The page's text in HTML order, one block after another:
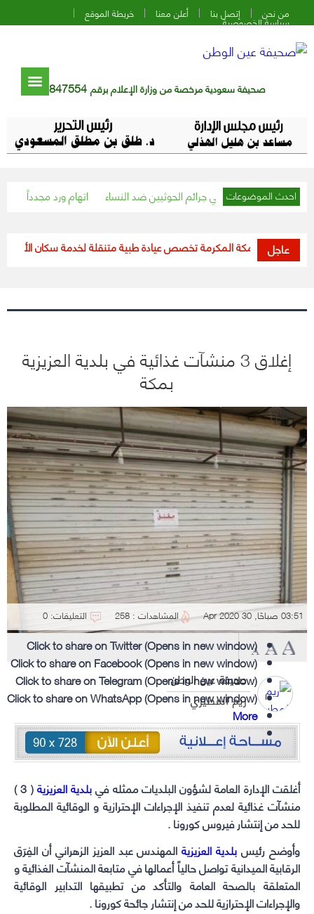
من نحن إتصل بنا أعلن معنا خريطة الموقع
سياسة الخصوصية
صحيفة سعودية مرخصة من وزارة الإعلام برقم 847554
احدث الموضوعات اتهام ورد مجدداً بين الصين دولي في جرائم الحوثيين ضد النساء
عاجل
مكة المكرمة تخصص عيادة طبية متنقلة لخدمة سكان الأحياء المعزولة
إغلاق 3 منشآت غذائية في بلدية العزيزية
بمكة
03:51 صباحًا, 30 Apr 2020 المشاهدات : 258 التعليقات: 0
صحيفة عين الوطن
ريم المطيري
أغلقت الإدارة العامة لشؤون البلديات ممثله فيبلدية العزيزية
( 3 )
منشآت غذائية لعدم تنفيذ الإجراءات الإحترازية و الوقائية المطلوبة
للحد من إنتشار فيروس كورونا .
وأوضح رئيس بلدية العزيزيةالمهندس عبد العزيز الزهراني أن الفِرَق
الرقابية الميدانية تواصل حالياً أعمالها في متابعة المنشآت الغذائية و
المتعلقة بالصحة العامة والتأكد من تطبيقها التدابير الوقائية
والإجراءات الإحترازية للحد من إنتشار جائحة كورونا .
Click to share on Twitter (Opens in new window)
Click to share on Facebook (Opens in new window)
Click to share on Telegram (Opens in new window)
Click to share on WhatsApp (Opens in new window)
More